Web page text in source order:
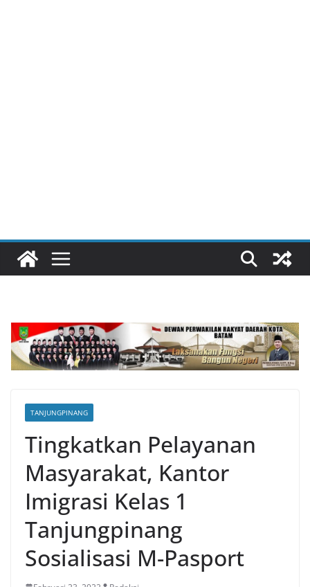
TANJUNGPINANG
Tingkatkan Pelayanan
Masyarakat, Kantor
Imigrasi Kelas 1
Tanjungpinang
Sosialisasi M-Pasport